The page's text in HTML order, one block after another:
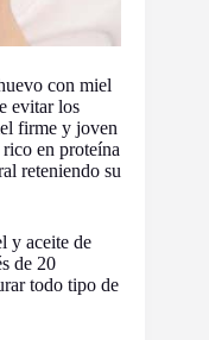
con miel
evitar los
firme y joven
en proteína
reteniendo su
y aceite de
de 20
todo tipo de